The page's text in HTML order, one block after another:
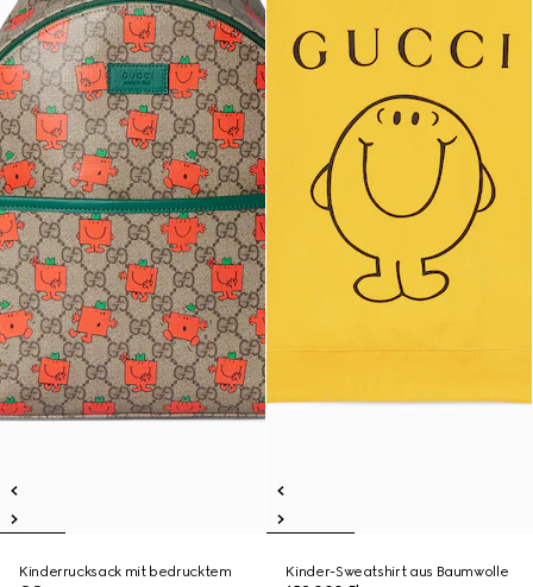
Kinderrucksack mit bedrucktem
Kinder-Sweatshirt aus Baumwolle